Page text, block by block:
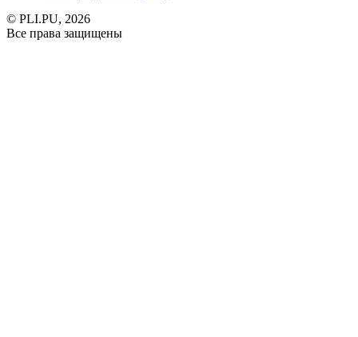
© PLI.PU, 2026
Все права защищены